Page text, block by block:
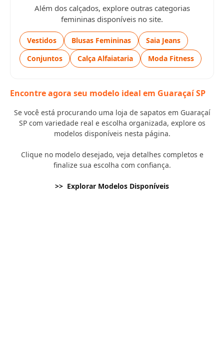
Além dos calçados, explore outras categorias
femininas disponíveis no site.
Vestidos Blusas Femininas
Saia Jeans
Conjuntos
Calça Alfaiataria Moda Fitness
Encontre agora seu modelo ideal em Guaraçaí SP
Se você está procurando uma loja de sapatos em Guaraçaí
SP com variedade real e escolha organizada, explore os
modelos disponíveis nesta página.
Clique no modelo desejado, veja detalhes completos e
finalize sua escolha com confiança.
>> Explorar Modelos Disponíveis